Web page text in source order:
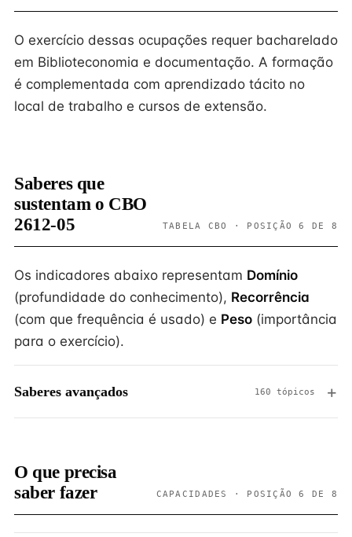
O exercício dessas ocupações requer bacharelado
em Biblioteconomia e documentação. A formação
é complementada com aprendizado tácito no
local de trabalho e cursos de extensão.
Saberes que
sustentam o CBO
2612-05
TABELA CBO · POSIÇÃO 6 DE 8
Os indicadores abaixo representam Domínio
(profundidade do conhecimento), Recorrência
(com que frequência é usado) e Peso (importância
para o exercício).
Saberes avançados 160 tópicos
O que precisa
saber fazer
CAPACIDADES · POSIÇÃO 6 DE 8